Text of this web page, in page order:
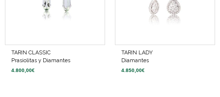
TARIN CLASSIC
Prasiolitas y Diamantes
4.800,00€
TARIN LADY
Diamantes
4.850,00€